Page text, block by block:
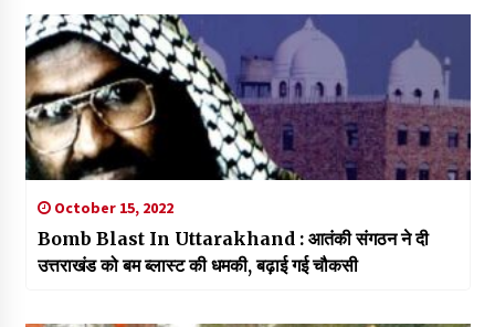
October 15, 2022
Bomb Blast In Uttarakhand : आतंकी संगठन ने दी
उत्तराखंड को बम ब्लास्ट की धमकी, बढ़ाई गई चौकसी